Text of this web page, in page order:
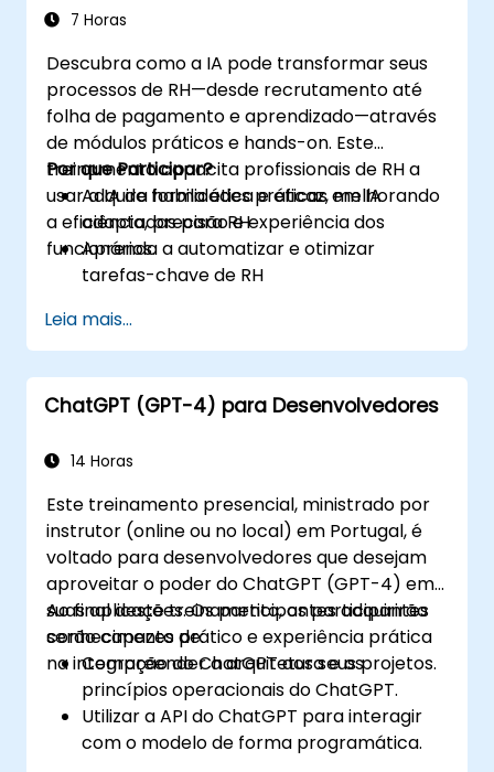
7 Horas
Descubra como a IA pode transformar seus
processos de RH—desde recrutamento até
folha de pagamento e aprendizado—através
de módulos práticos e hands-on. Este
treinamento capacita profissionais de RH a
usar a IA de forma ética e eficaz, melhorando
a eficiência, precisão e experiência dos
funcionários.
Por que Participar?
Adquira habilidades práticas em IA
adaptadas para RH
Aprenda a automatizar e otimizar
tarefas-chave de RH
Prepare sua função de RH para o futuro
Leia mais...
ChatGPT (GPT-4) para Desenvolvedores
14 Horas
Este treinamento presencial, ministrado por
instrutor (online ou no local) em Portugal, é
voltado para desenvolvedores que desejam
aproveitar o poder do ChatGPT (GPT-4) em
suas aplicações. Os participantes adquirirão
conhecimento prático e experiência prática
na integração do ChatGPT aos seus projetos.
Ao final deste treinamento, os participantes
serão capazes de:
Compreender a arquitetura e os
princípios operacionais do ChatGPT.
Utilizar a API do ChatGPT para interagir
com o modelo de forma programática.